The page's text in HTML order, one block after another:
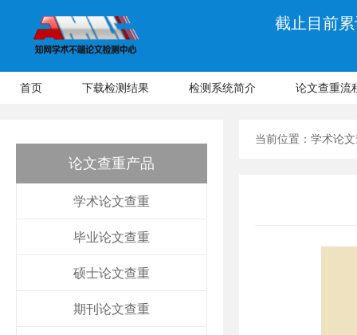
截止目前
首页 下载检测结果 检测系统简介 论文查重流
论文查重产品
学术论文查重
毕业论文查重
硕士论文查重
期刊论文查重
当前位置： 学术论